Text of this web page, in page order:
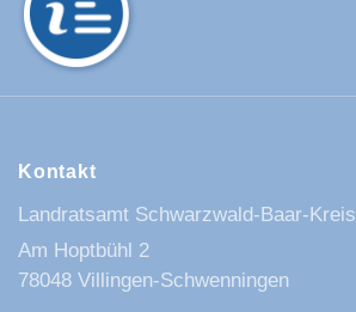
Kontakt
Landratsamt Schwarzwald-Baar-Kreis
Am Hoptbühl 2
78048 Villingen-Schwenningen